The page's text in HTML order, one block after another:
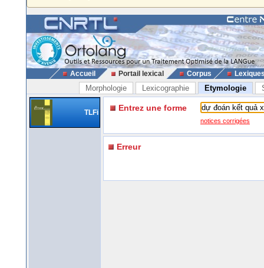
Accueil Portail lexical Corpus
Morphologie Lexicographie Etymologie
TLFi Entrez une forme
notices corrigées
Erreur